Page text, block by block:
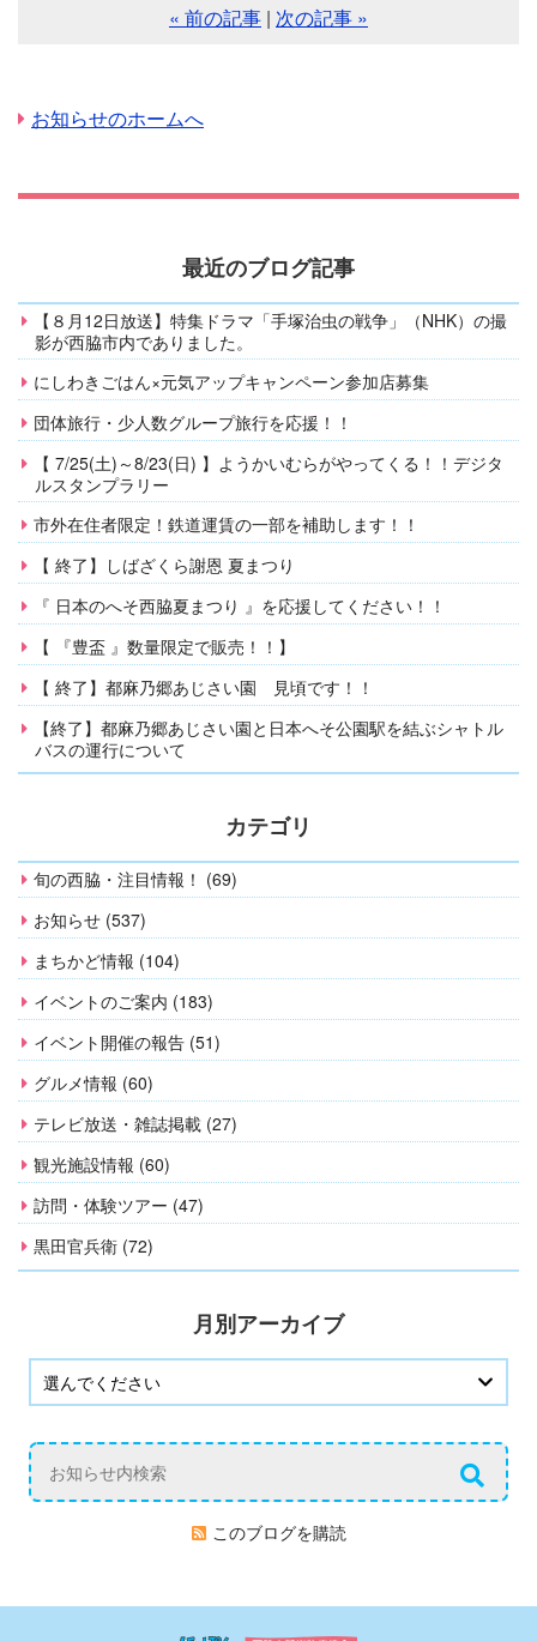
« 前の記事 | 次の記事 »
お知らせのホームへ
最近のブログ記事
【８月12日放送】特集ドラマ「手塚治虫の戦争」（NHK）の撮
影が西脇市内でありました。
にしわきごはん×元気アップキャンペーン参加店募集
団体旅行・少人数グループ旅行を応援！！
【 7/25(土)～8/23(日) 】ようかいむらがやってくる！！デジタ
ルスタンプラリー
市外在住者限定！鉄道運賃の一部を補助します！！
【 終了】しばざくら謝恩 夏まつり
『 日本のへそ西脇夏まつり 』を応援してください！！
【 『豊盃 』数量限定で販売！！】
【 終了】都麻乃郷あじさい園 見頃です！！
【終了】都麻乃郷あじさい園と日本へそ公園駅を結ぶシャトル
バスの運行について
カテゴリ
旬の西脇・注目情報！ (69)
お知らせ (537)
まちかど情報 (104)
イベントのご案内 (183)
イベント開催の報告 (51)
グルメ情報 (60)
テレビ放送・雑誌掲載 (27)
観光施設情報 (60)
訪問・体験ツアー (47)
黒田官兵衛 (72)
月別アーカイブ
このブログを購読